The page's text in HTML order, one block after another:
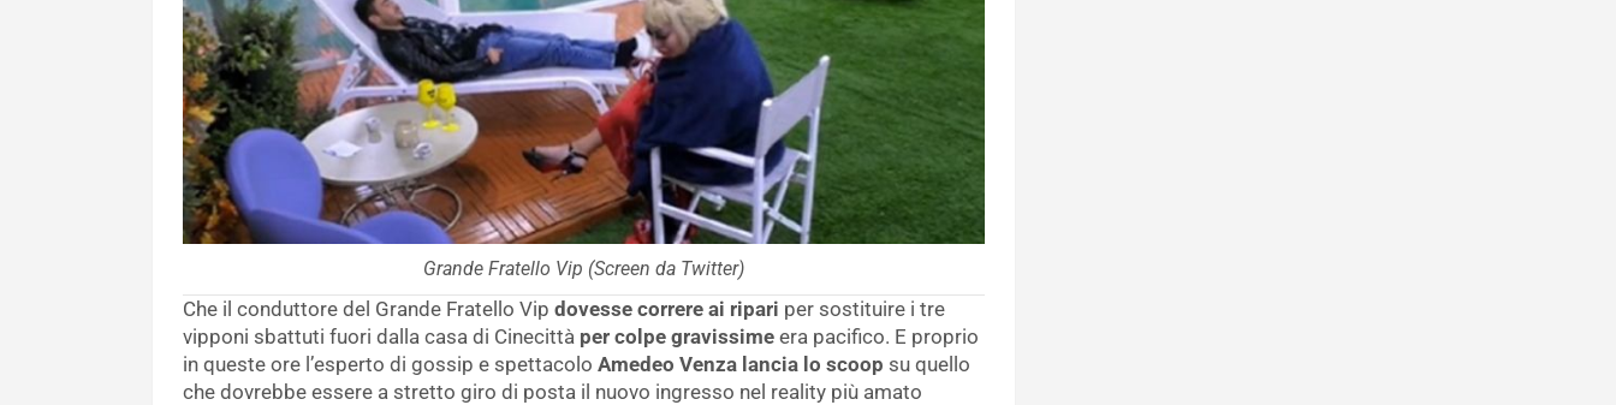
Grande Fratello Vip (Screen da Twitter)
Che il conduttore del Grande Fratello Vip dovesse correre ai ripari per sostituire i tre
vipponi sbattuti fuori dalla casa di Cinecittà per colpe gravissime era pacifico. E proprio
in queste ore l’esperto di gossip e spettacolo Amedeo Venza lancia lo scoop su quello
che dovrebbe essere a stretto giro di posta il nuovo ingresso nel reality più amato